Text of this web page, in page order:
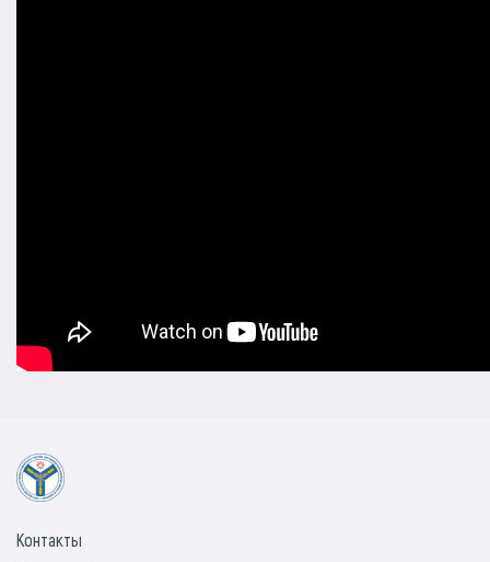
Контакты